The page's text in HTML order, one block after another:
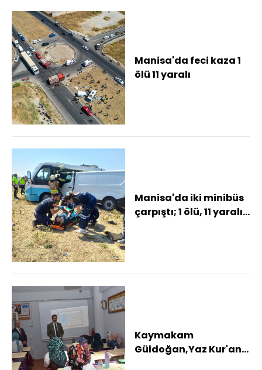
Manisa'da feci kaza 1
ölü 11 yaralı
Manisa'da iki minibüs
çarpıştı; 1 ölü, 11 yaralı
Kaymakam
Güldoğan,Yaz Kur'an